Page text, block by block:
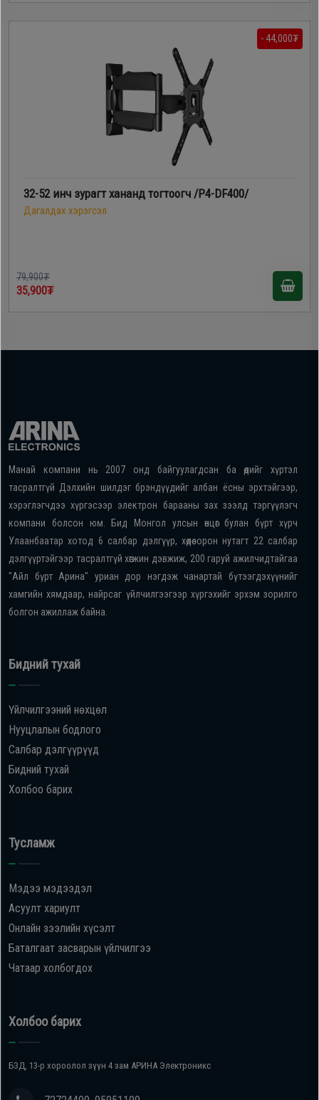
- 44,000₮
32-52 инч зурагт хананд тогтоогч /P4-DF400/
Дагалдах хэрэгсэл
79,900₮
35,900₮
Манай компани нь 2007 онд байгуулагдсан ба өдийг хүртэл
тасралтгүй Дэлхийн шилдэг брэндүүдийг албан ёсны эрхтэйгээр,
хэрэглэгчдээ хүргэсээр электрон барааны зах зээлд тэргүүлэгч
компани болсон юм. Бид Монгол улсын өнцөг булан бүрт хүрч
Улаанбаатар хотод 6 салбар дэлгүүр, хөдөө орон нутагт 22 салбар
дэлгүүртэйгээр тасралтгүй хөгжин дэвжиж, 200 гаруй ажилчидтайгаа
"Айл бүрт Арина" уриан дор нэгдэж чанартай бүтээгдэхүүнийг
хамгийн хямдаар, найрсаг үйлчилгээгээр хүргэхийг эрхэм зорилго
болгон ажиллаж байна.
Бидний тухай
Үйлчилгээний нөхцөл
Нууцлалын бодлого
Салбар дэлгүүрүүд
Бидний тухай
Холбоо барих
Тусламж
Мэдээ мэдээдэл
Асуулт хариулт
Онлайн зээлийн хүсэлт
Баталгаат засварын үйлчилгээ
Чатаар холбогдох
Холбоо барих
БЗД, 13-р хороолол зүүн 4 зам АРИНА Электроникс